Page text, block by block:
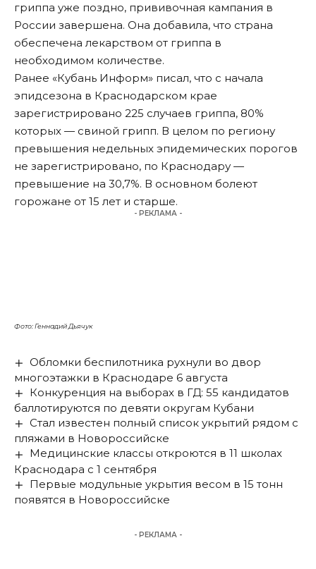
гриппа уже поздно, прививочная кампания в
России завершена. Она добавила, что страна
обеспечена лекарством от гриппа в
необходимом количестве.
Ранее «Кубань Информ» писал, что с начала
эпидсезона в Краснодарском крае
зарегистрировано 225 случаев гриппа, 80%
которых — свиной грипп. В целом по региону
превышения недельных эпидемических порогов
не зарегистрировано, по Краснодару —
превышение на 30,7%. В основном болеют
горожане от 15 лет и старше.
- РЕКЛАМА -
Фото: Геннадий Дьячук
Обломки беспилотника рухнули во двор
многоэтажки в Краснодаре 6 августа
Конкуренция на выборах в ГД: 55 кандидатов
баллотируются по девяти округам Кубани
Стал известен полный список укрытий рядом с
пляжами в Новороссийске
Медицинские классы откроются в 11 школах
Краснодара с 1 сентября
Первые модульные укрытия весом в 15 тонн
появятся в Новороссийске
- РЕКЛАМА -